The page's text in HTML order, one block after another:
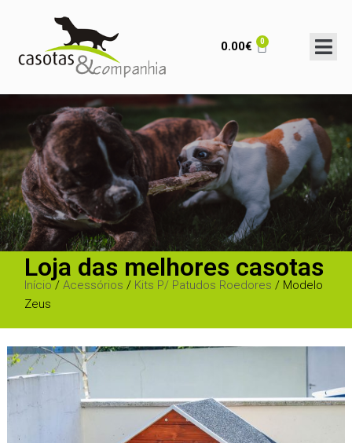
0.00€ 0
Loja das melhores casotas
Início/Acessórios / Kits P/ Patudos Roedores / Modelo
Zeus